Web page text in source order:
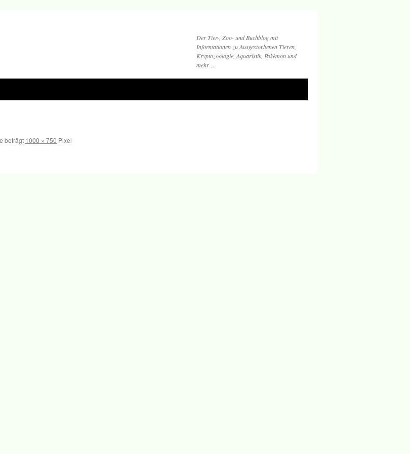
Der Tier-, Zoo- und Buchblog mit
Informationen zu Ausgestorbenen Tieren,
Kryptozoologie, Aquaristik, Pokémon und
mehr …
beträgt 1000 × 750 Pixel